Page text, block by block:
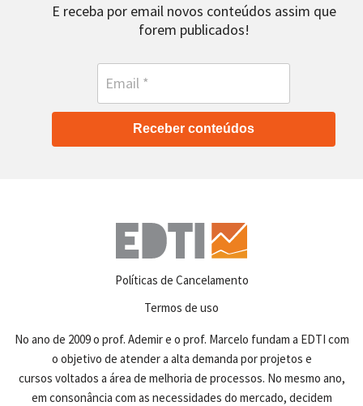
E receba por email novos conteúdos assim que
forem publicados!
Receber conteúdos
Políticas de Cancelamento
Termos de uso
No ano de 2009 o prof. Ademir e o prof. Marcelo fundam a EDTI com
o objetivo de atender a alta demanda por projetos e
cursos voltados a área de melhoria de processos. No mesmo ano,
em consonância com as necessidades do mercado, decidem